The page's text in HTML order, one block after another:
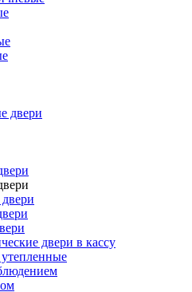
двери
двери в кассу